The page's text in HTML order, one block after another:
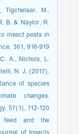
Tigchelaar, M.,
B. & Naylor, R.
insect pests in
361, 916-919.
A., Nichols, L.
N. J. (2017).
of species
changes.
57(1), 112-120.
feed and the